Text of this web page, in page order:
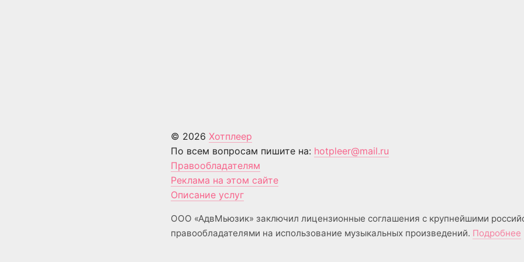
© 2026 Хотплеер
По всем вопросам пишите на: hotpleer@mail.ru
Правообладателям
Реклама на этом сайте
Описание услуг
ООО «АдвМьюзик» заключил лицензионные соглашения с крупнейшими
правообладателями на использование музыкальных произведений. Подробнее